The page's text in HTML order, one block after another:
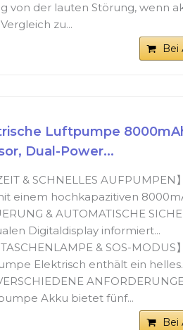
von der lauten Störung, wenn
zu...
Bei
Luftpumpe
Dual-Power...
& SCHNELLES AUFPUMPEN
einem hochkapazitiven
& AUTOMATISCHE
Digitaldisplay informiert...
TASCHENLAMPE & SOS-MODUS
Elektrisch enthält ein
Akku bietet fünf...
Bei